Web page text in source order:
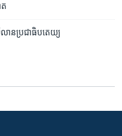
ត
ាន​ប្រជាធិបតេយ្យ